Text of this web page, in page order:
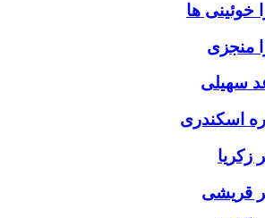
خوئینی ها
منجزی
سهیلی
اسکندری
زکریا
قریشی